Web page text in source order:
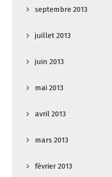
septembre 2013
juillet 2013
juin 2013
mai 2013
avril 2013
mars 2013
février 2013